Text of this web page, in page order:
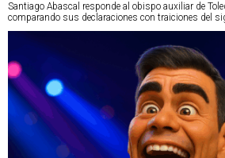
Santiago Abascal responde al obispo auxiliar de
comparando sus declaraciones con traiciones del